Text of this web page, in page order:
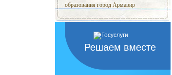
образования город Армавир
Решаем вместе